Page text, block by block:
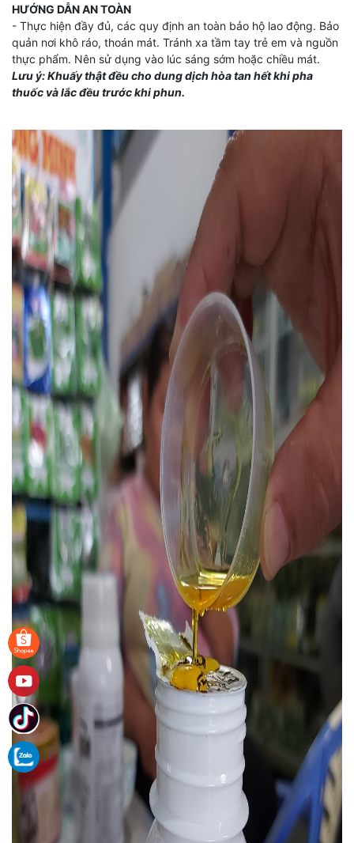
HƯỚNG DẪN AN TOÀN
- Thực hiện đầy đủ, các quy định an toàn bảo hộ lao động. Bảo
quản nơi khô ráo, thoán mát. Tránh xa tầm tay trẻ em và nguồn
thực phẩm. Nên sử dụng vào lúc sáng sớm hoặc chiều mát.
Lưu ý: Khuấy thật đều cho dung dịch hòa tan hết khi pha
thuốc và lắc đều trước khi phun.